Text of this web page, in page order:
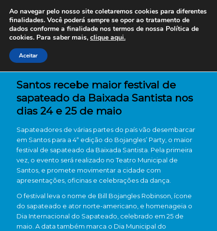
Santos recebe maior festival de
sapateado da Baixada Santista nos
dias 24 e 25 de maio
Sapateadores de várias partes do país vão desembarcar
em Santos para a 4ª edição do Bojangles’ Party, o maior
festival de sapateado da Baixada Santista. Pela primeira
vez, o evento será realizado no Teatro Municipal de
Santos, e promete movimentar a cidade com
apresentações, oficinas e celebrações da dança.
O festival leva o nome de Bill Bojangles Robinson, ícone
do sapateado e ator norte-americano, e homenageia o
Dia Internacional do Sapateado, celebrado em 25 de
maio. A data também marca o Dia Municipal do
Ao navegar pelo nosso site coletaremos cookies para diferentes
finalidades. Você poderá sempre se opor ao tratamento de
dados conforme a finalidade nos termos de nossa Política de
cookies. Para saber mais, clique aqui.
Aceitar